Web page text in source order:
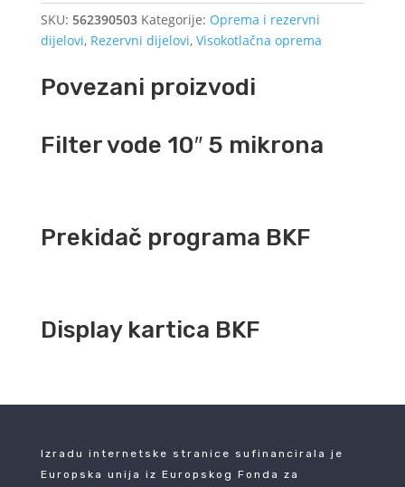
1/4M
356+
SKU: 562390503 Kategorije: Oprema i rezervni
dijelovi, Rezervni dijelovi, Visokotlačna oprema
Povezani proizvodi
Filter vode 10″ 5 mikrona
Prekidač programa BKF
Display kartica BKF
Izradu internetske stranice sufinancirala je
Europska unija iz Europskog Fonda za